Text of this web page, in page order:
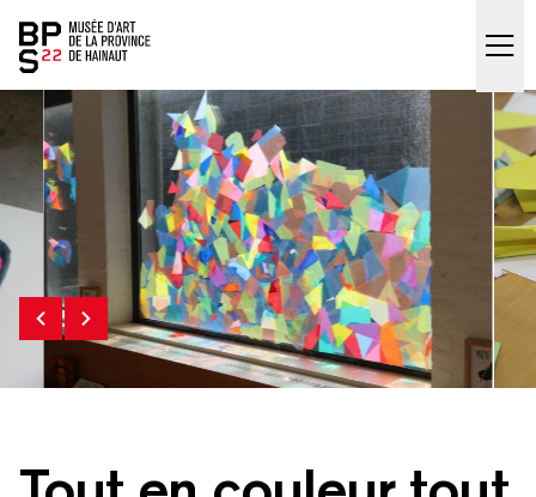
skip_to_content
Accueil